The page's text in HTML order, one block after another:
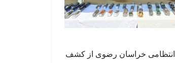
انتظامی خراسان رضوی از کشف